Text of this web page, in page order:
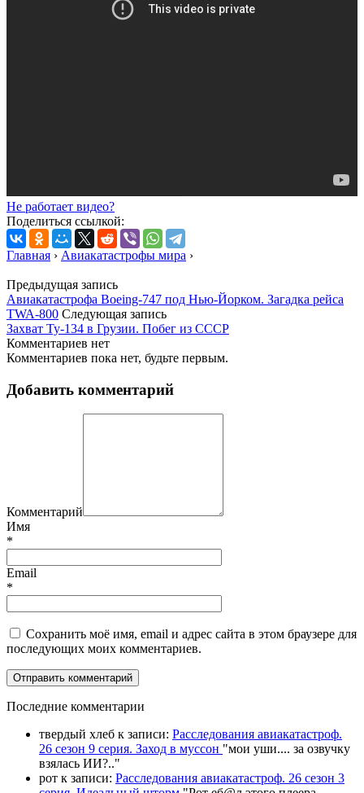
Не работает видео?
Поделиться ссылкой:
Главная › Авиакатастрофы мира ›
Предыдущая запись
Авиакатастрофа Boeing-747 под Нью-Йорком. Загадка рейса
TWA-800 Следующая запись
Захват Ту-134 в Грузии. Побег из СССР
Комментариев нет
Комментариев пока нет, будьте первым.
Добавить комментарий
Комментарий
Имя
*
Email
*
Сохранить моё имя, email и адрес сайта в этом браузере для
последующих моих комментариев.
Последние комментарии
твердый хлеб к записи: Расследования авиакатастроф.
26 сезон 9 серия. Заход в муссон "мои уши.... за озвучку
взялась ИИ?.."
рот к записи: Расследования авиакатастроф. 26 сезон 3